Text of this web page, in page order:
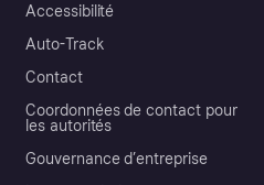
Accessibilité
Auto-Track
Contact
Coordonnées de contact pour
les autorités
Gouvernance d’entreprise